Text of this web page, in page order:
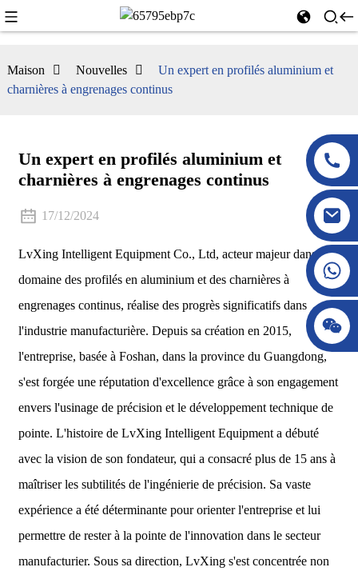
Maison Nouvelles
Un expert en profilés aluminium et
charnières à engrenages continus
Un expert en profilés aluminium et
charnières à engrenages continus
17/12/2024
LvXing Intelligent Equipment Co., Ltd, acteur majeur dans le
domaine des profilés en aluminium et des charnières à
engrenages continus, réalise des progrès significatifs dans
l'industrie manufacturière. Depuis sa création en 2015,
l'entreprise, basée à Foshan, dans la province du Guangdong,
s'est forgée une réputation d'excellence grâce à son engagement
envers l'usinage de précision et le développement technique de
pointe. L'histoire de LvXing Intelligent Equipment a débuté
avec la vision de son fondateur, qui a consacré plus de 15 ans à
maîtriser les subtilités de l'ingénierie de précision. Sa vaste
expérience a été déterminante pour orienter l'entreprise et lui
permettre de rester à la pointe de l'innovation dans le secteur
manufacturier. Sous sa direction, LvXing s'est concentrée non